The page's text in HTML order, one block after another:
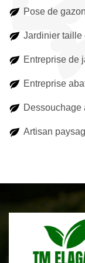
Pose de
Jardinier
Entreprise de
Entreprise
Dessouchage
Artisan